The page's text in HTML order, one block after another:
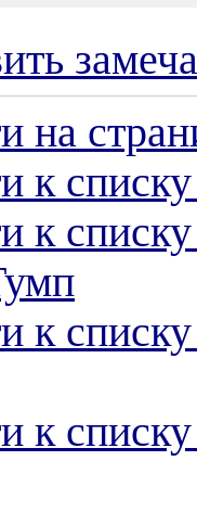
на
к
к
к
к